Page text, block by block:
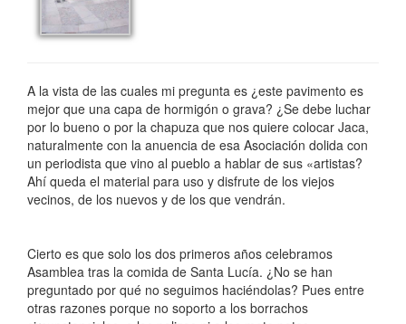
A la vista de las cuales mi pregunta es ¿este pavimento es
mejor que una capa de hormigón o grava? ¿Se debe luchar
por lo bueno o por la chapuza que nos quiere colocar Jaca,
naturalmente con la anuencia de esa Asociación dolida con
un periodista que vino al pueblo a hablar de sus «artistas?
Ahí queda el material para uso y disfrute de los viejos
vecinos, de los nuevos y de los que vendrán.
Cierto es que solo los dos primeros años celebramos
Asamblea tras la comida de Santa Lucía. ¿No se han
preguntado por qué no seguimos haciéndolas? Pues entre
otras razones porque no soporto a los borrachos